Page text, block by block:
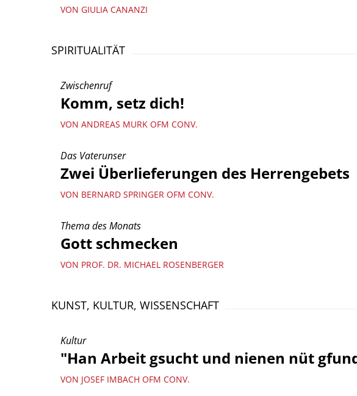
VON GIULIA CANANZI
SPIRITUALITÄT
Zwischenruf
Komm, setz dich!
VON ANDREAS MURK OFM CONV.
Das Vaterunser
Zwei Überlieferungen des Herrengebets
VON BERNARD SPRINGER OFM CONV.
Thema des Monats
Gott schmecken
VON PROF. DR. MICHAEL ROSENBERGER
KUNST, KULTUR, WISSENSCHAFT
Kultur
"Han Arbeit gsucht und nienen nüt
VON JOSEF IMBACH OFM CONV.